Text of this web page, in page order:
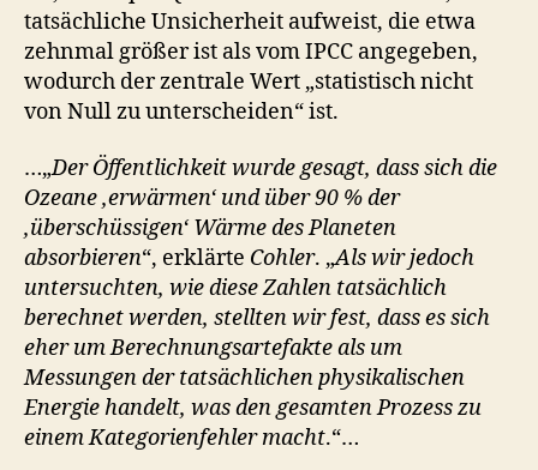
tatsächliche Unsicherheit aufweist, die etwa
zehnmal größer ist als vom IPCC angegeben,
wodurch der zentrale Wert „statistisch nicht
von Null zu unterscheiden“ ist.
…„Der Öffentlichkeit wurde gesagt, dass sich die
Ozeane ‚erwärmen‘ und über 90 % der
‚überschüssigen‘ Wärme des Planeten
absorbieren“, erklärte Cohler. „Als wir jedoch
untersuchten, wie diese Zahlen tatsächlich
berechnet werden, stellten wir fest, dass es sich
eher um Berechnungsartefakte als um
Messungen der tatsächlichen physikalischen
Energie handelt, was den gesamten Prozess zu
einem Kategorienfehler macht.“…